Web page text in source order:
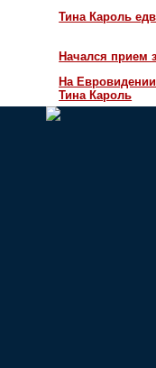
Тина Кароль
Начался прием
На
Тина Кароль